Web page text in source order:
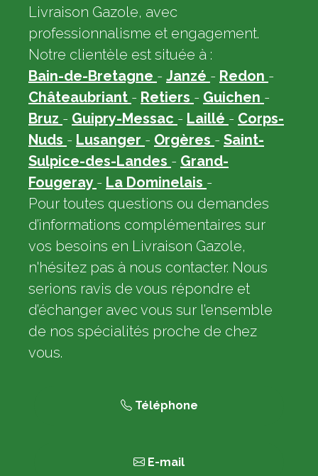
Livraison Gazole, avec
professionnalisme et engagement.
Notre clientèle est située à :
Bain-de-Bretagne - Janzé - Redon -
Châteaubriant - Retiers - Guichen -
Bruz - Guipry-Messac - Laillé - Corps-
Nuds - Lusanger - Orgères - Saint-
Sulpice-des-Landes - Grand-
Fougeray - La Dominelais -
Pour toutes questions ou demandes
d’informations complémentaires sur
vos besoins en Livraison Gazole,
n'hésitez pas à nous contacter. Nous
serions ravis de vous répondre et
d’échanger avec vous sur l’ensemble
de nos spécialités proche de chez
vous.
Téléphone
E-mail